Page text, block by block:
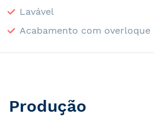
Lavável
Acabamento com overloque
Produção